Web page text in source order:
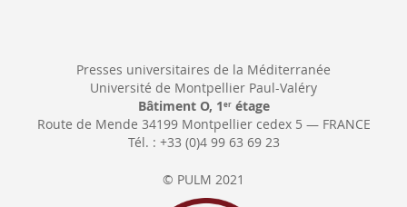
Presses universitaires de la Méditerranée
Université de Montpellier Paul-Valéry
Bâtiment O, 1 erétage
Route de Mende 34199 Montpellier cedex 5 — FRANCE
Tél. : +33 (0)4 99 63 69 23
© PULM 2021